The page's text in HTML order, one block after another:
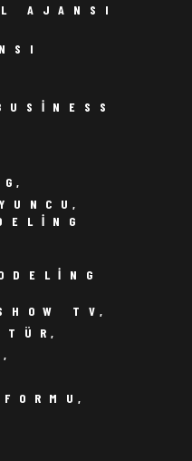
AJANSI
,
,
TV,
TÜR,
,
,